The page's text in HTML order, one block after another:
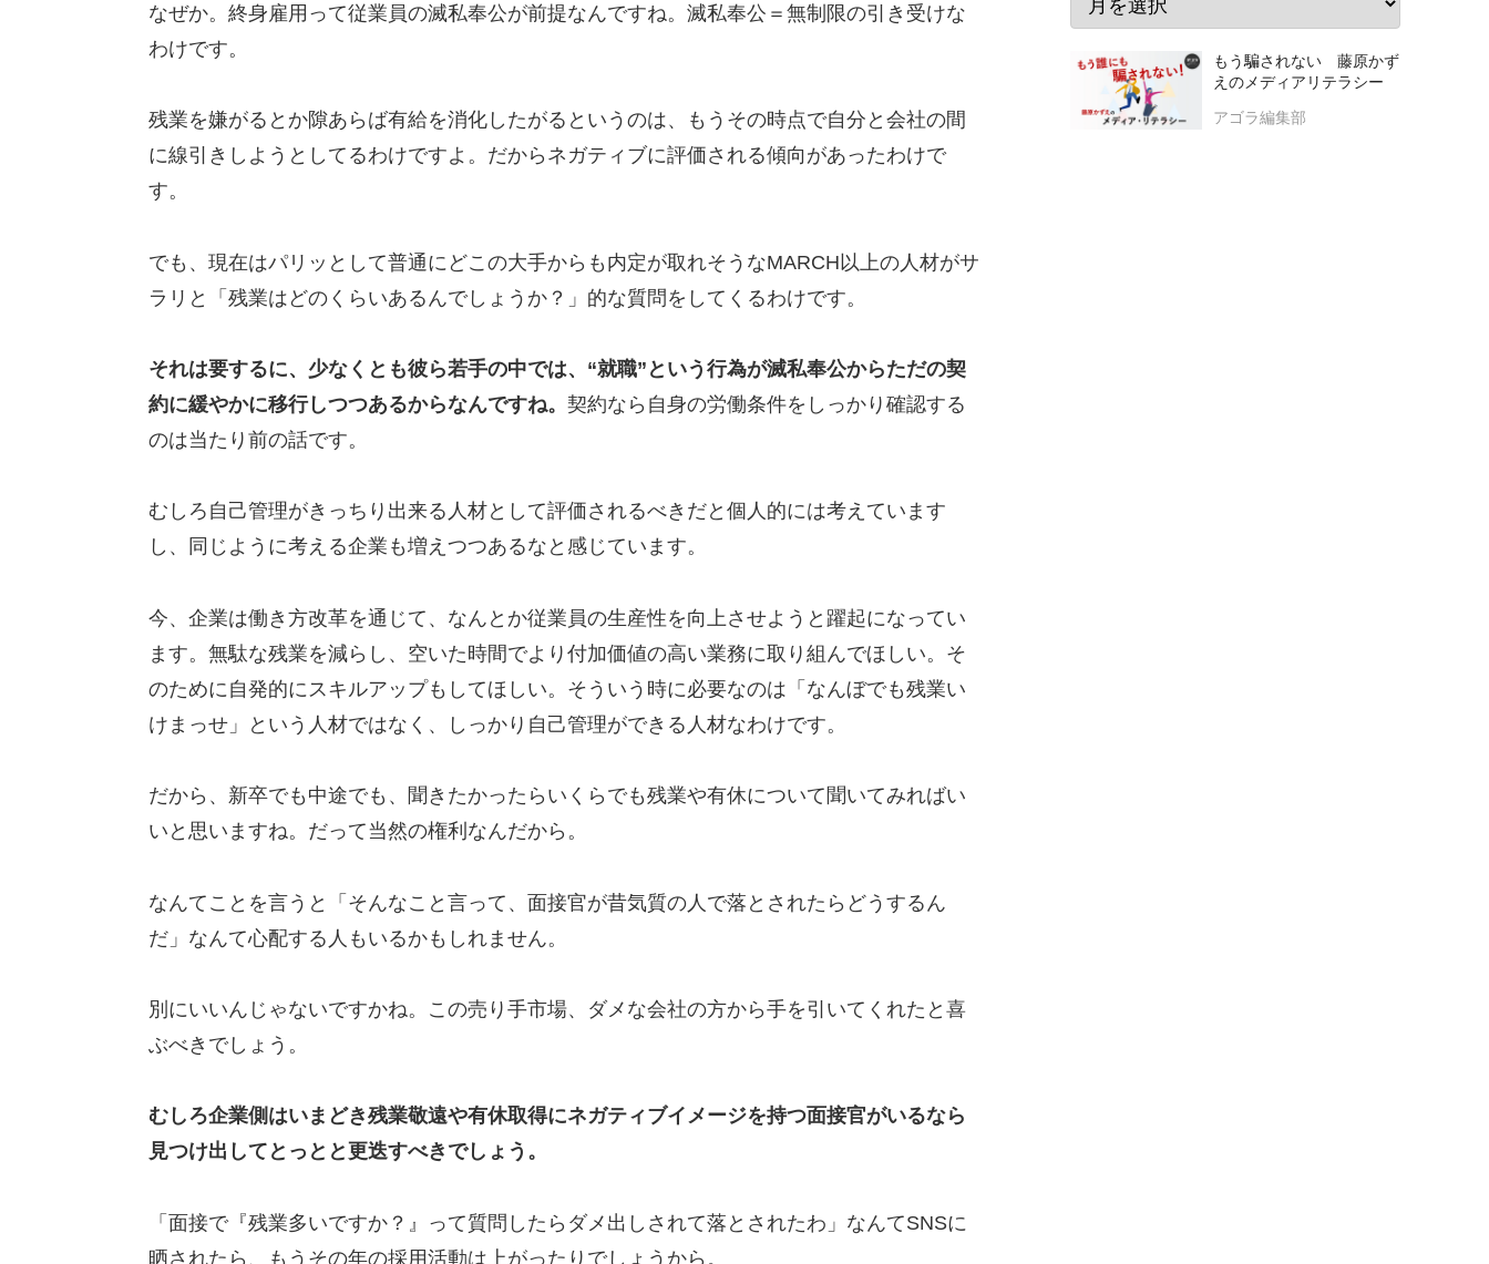
なぜか。終身雇用って従業員の滅私奉公が前提なんですね。滅私奉公＝無制限の引き受けな
わけです。
残業を嫌がるとか隙あらば有給を消化したがるというのは、もうその時点で自分と会社の間
に線引きしようとしてるわけですよ。だからネガティブに評価される傾向があったわけで
す。
でも、現在はパリッとして普通にどこの大手からも内定が取れそうなMARCH以上の人材がサ
ラリと「残業はどのくらいあるんでしょうか？」的な質問をしてくるわけです。
それは要するに、少なくとも彼ら若手の中では、“就職”という行為が滅私奉公からただの契
約に緩やかに移行しつつあるからなんですね。 契約なら自身の労働条件をしっかり確認する
のは当たり前の話です。
むしろ自己管理がきっちり出来る人材として評価されるべきだと個人的には考えています
し、同じように考える企業も増えつつあるなと感じています。
今、企業は働き方改革を通じて、なんとか従業員の生産性を向上させようと躍起になってい
ます。無駄な残業を減らし、空いた時間でより付加価値の高い業務に取り組んでほしい。そ
のために自発的にスキルアップもしてほしい。そういう時に必要なのは「なんぼでも残業い
けまっせ」という人材ではなく、しっかり自己管理ができる人材なわけです。
だから、新卒でも中途でも、聞きたかったらいくらでも残業や有休について聞いてみればい
いと思いますね。だって当然の権利なんだから。
なんてことを言うと「そんなこと言って、面接官が昔気質の人で落とされたらどうするん
だ」なんて心配する人もいるかもしれません。
別にいいんじゃないですかね。この売り手市場、ダメな会社の方から手を引いてくれたと喜
ぶべきでしょう。
むしろ企業側はいまどき残業敬遠や有休取得にネガティブイメージを持つ面接官がいるなら
見つけ出してとっとと更迭すべきでしょう。
「面接で『残業多いですか？』って質問したらダメ出しされて落とされたわ」なんてSNSに
晒されたら、もうその年の採用活動は上がったりでしょうから。
もう騙されない 藤原かず
えのメディアリテラシー
アゴラ編集部